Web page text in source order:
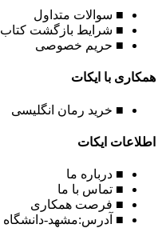
■ سوالات متداول
■ شرایط بازگشت کتاب
■ حریم خصوصی
همکاری با ایکات
■ خرید رمان انگلیسی
اطلاعات ایکات
■ درباره ما
■ تماس با ما
■ فرصت همکاری
■ آدرس:مشهد-